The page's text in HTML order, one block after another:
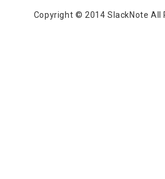
Copyright © 2014 SlackNote All